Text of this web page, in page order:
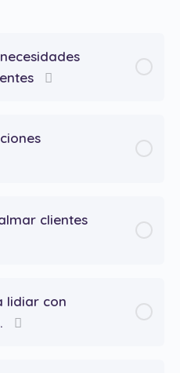
clientes
lidiar con